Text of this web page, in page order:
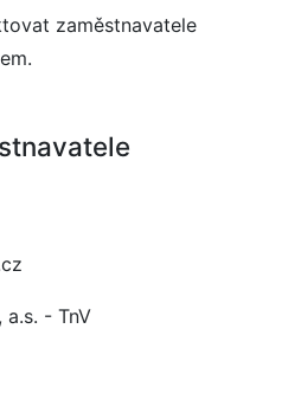
zaměstnavatele
a.s. - TnV